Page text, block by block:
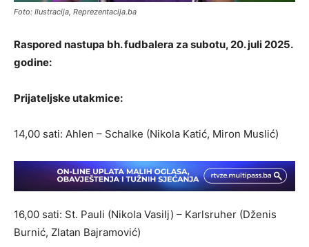
Foto: Ilustracija, Reprezentacija.ba
Raspored nastupa bh. fudbalera za subotu, 20. juli 2025.
godine:
Prijateljske utakmice:
14,00 sati: Ahlen – Schalke (Nikola Katić, Miron Muslić)
16,00 sati: St. Pauli (Nikola Vasilj) – Karlsruher (Dženis
Burnić, Zlatan Bajramović)